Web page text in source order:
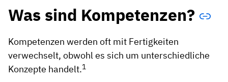
Was sind Kompetenzen?
Kompetenzen werden oft mit Fertigkeiten
verwechselt, obwohl es sich um unterschiedliche
Konzepte handelt.1